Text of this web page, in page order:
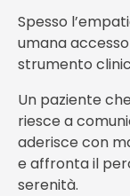
Spesso
umana
strumento
Un paziente
riesce a
aderisce con
e affronta il
serenità.